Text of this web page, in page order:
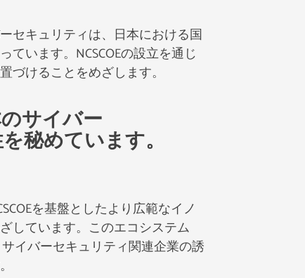
セキュリティは、日本における国
います。NCSCOEの設立を通じ
けることをめざします。
サイバー
秘めています。
を基盤としたより広範なイノ
しています。このエコシステム
イバーセキュリティ関連企業の誘